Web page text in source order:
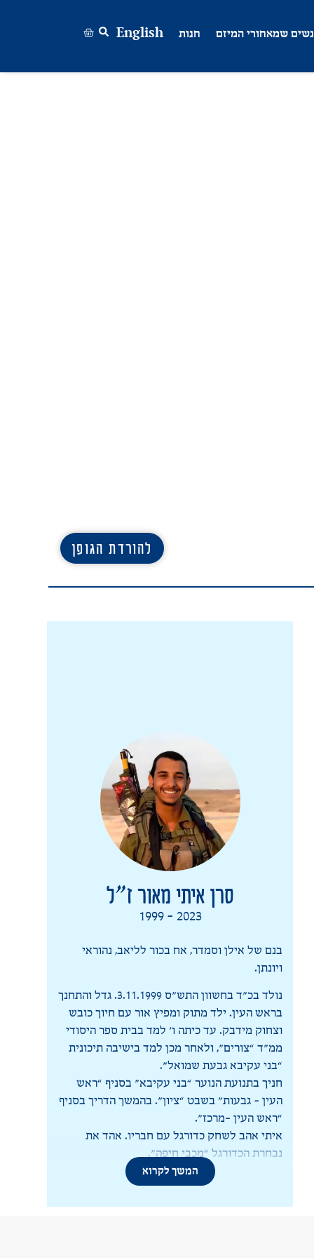
שמאחורי המיזם חנות English
להורדת הגופן
סרן איתי מאור ז”ל
1999 - 2023
בנם של אילן וסמדר, אח בכור לליאב, נהוראי
ויונתן.
נולד בכ”ד בחשוון התש”ס 3.11.1999. גדל והתחנך
בראש העין. ילד מתוק ומפיץ אור עם חיוך כובש
וצחוק מידבק. עד כיתה ו’ למד בבית ספר היסודי
ממ”ד “צורים”, ולאחר מכן למד בישיבה תיכונית
“בני עקיבא גבעת שמואל”.
חניך בתנועת הנוער “בני עקיבא” בסניף “ראש
העין – גבעות” בשבט “ציון”. בהמשך הדריך בסניף
“ראש העין -מרכז”.
איתי אהב לשחק כדורגל עם חבריו. אהד את
נבחרת הכדורגל “מכבי חיפה”.
היה אדם צנוע, עניו, עדין נפש וטהור, נמרץ ומלא
המשך לקרוא